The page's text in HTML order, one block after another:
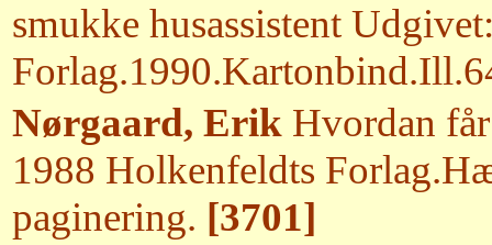
smukke husassistent
Nørgaard, Erik Hvordan
1988 Holkenfeldts
paginering. [3701]